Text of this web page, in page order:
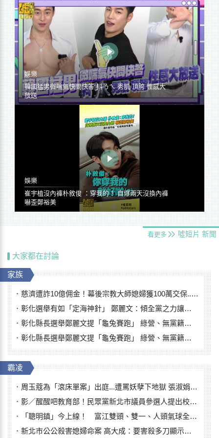
娛樂
韓國猛男微喘氣快問快答 抖ㄋㄟ 秀肌 頂胯 性感大
放送
娛樂
崔宇植沒內褲朴敘俊 ：穿我的！ 自爆兩天沒換內褲
嚇歪鄭裕美
看更多 噓短片 新聞
大家都在討論
家族
慈濟遭詐10億佣金！幕後宗教大師媳婦獲100萬交保...快步奔離不發一語
彰化選舉有如「定海神針」 鄭麗文：傾全黨之力讓彰化贏
彰化縣長選舉鄭麗文提「龜兔賽跑」 綠營、無黨籍忙否認是烏龜
彰化縣長選舉鄭麗文提「龜兔賽跑」 綠營、無黨籍忙否認是烏龜
霸凌
周玉蔻為「滾床單案」出庭...遭罵妖孽下地獄 張淑娟批：舌頭殺人有罪
影／醒醒吧教育部！民眾黨新北市議員參選人提出校園反毒防線升級政見
「聰明鎮」今上線！ 富江雙頭、雙一、人頭氣球全登場
新北市公公殺害媳婦命案 高大成：要害殺多刀顯示怨恨深